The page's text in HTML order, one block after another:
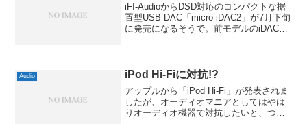
iFI-AudioからDSD対応のコンパクトな据
置型USB-DAC「micro iDAC2」が7月下旬
に発売になるそうで。前モデルのiDACは
Audio iPod Hi-Fiに対抗!?
アップルから「iPod Hi-Fi」が発表されま
したが、オーディオマニアとしてはやは
りオーディオ機器で対抗したいと、つい